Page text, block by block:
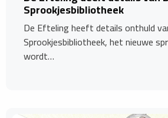
Sprookjesbibliotheek
De Efteling heeft details onthuld
Sprookjesbibliotheek, het nieuwe
wordt…